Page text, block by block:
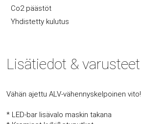
Co2 päästöt
Yhdistetty kulutus
Lisätiedot & varusteet
Vähän ajettu ALV-vähennyskelpoinen vito!
* LED-bar lisävalo maskin takana